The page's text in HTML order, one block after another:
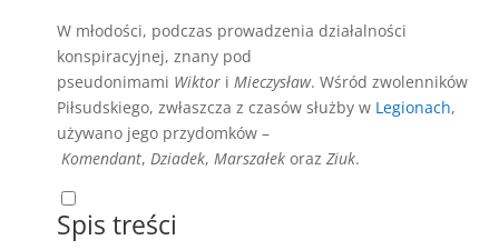
W młodości, podczas prowadzenia działalności
konspiracyjnej, znany pod
pseudonimami Wiktor i Mieczysław. Wśród zwolenników
Piłsudskiego, zwłaszcza z czasów służby w Legionach,
używano jego przydomków –
Komendant, Dziadek, Marszałek oraz Ziuk.
Spis treści